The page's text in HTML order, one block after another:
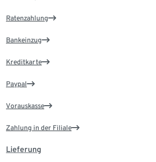
Ratenzahlung
Bankeinzug
Kreditkarte
Paypal
Vorauskasse
Zahlung in der Filiale
Lieferung